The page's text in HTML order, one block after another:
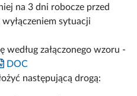
na 3 dni robocze przed
sytuacji
według załączonego wzoru -
DOC
następującą drogą: